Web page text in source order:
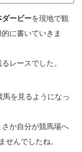
ダービーを現地で観
に書いていきま
レースでした。
を見るようになっ
か自分が競馬場へ
せんでしたね。